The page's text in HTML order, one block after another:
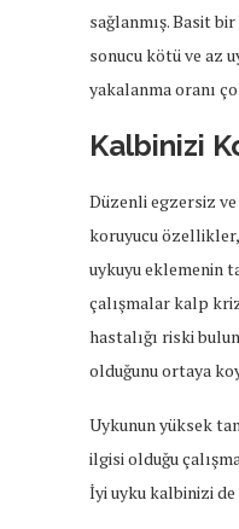
sağlanmış. Basit
sonucu kötü ve az
yakalanma oranı
Kalbinizi
Düzenli egzersiz
koruyucu özellikler,
uykuyu eklemenin
çalışmalar kalp
hastalığı riski
olduğunu ortaya
Uykunun yüksek
ilgisi olduğu
İyi uyku kalbinizi de